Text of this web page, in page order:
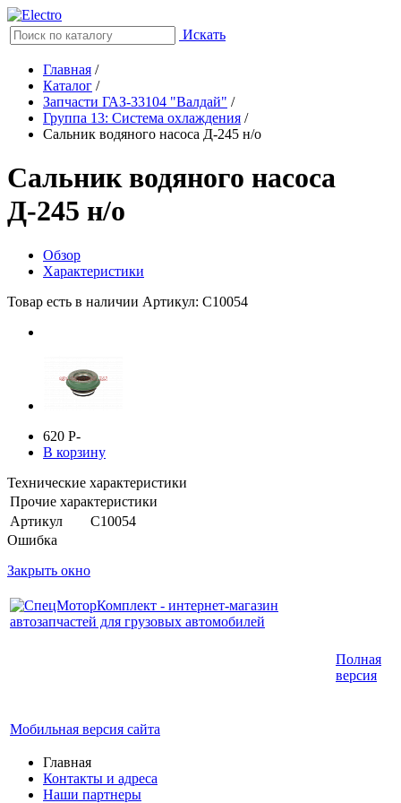
Искать
Главная /
Каталог /
Запчасти ГАЗ-33104 "Валдай" /
Группа 13: Система охлаждения /
Сальник водяного насоса Д-245 н/о
Сальник водяного насоса
Д-245 н/о
Обзор
Характеристики
Товар есть в наличии Артикул: С10054
620 P-
В корзину
Технические характеристики
Прочие характеристики
Артикул
С10054
Ошибка
Закрыть окно
Мобильная версия сайта
Полная
версия
Главная
Контакты и адреса
Наши партнеры